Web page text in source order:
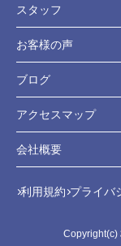
スタッフ
お客様の声
ブログ
アクセスマップ
会社概要
利用規約 プライバ
Copyright(c)